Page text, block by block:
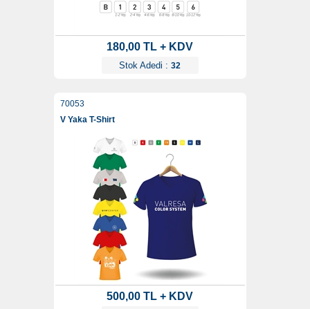
180,00 TL + KDV
Stok Adedi : 32
70053
V Yaka T-Shirt
500,00 TL + KDV